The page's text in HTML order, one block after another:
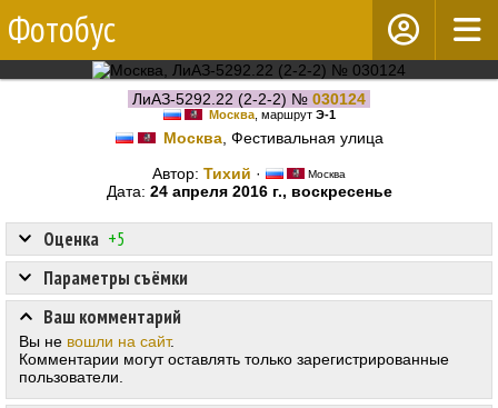
Фотобус
ЛиАЗ-5292.22 (2-2-2) № 030124
Москва, маршрут Э-1
Москва, Фестивальная улица
Автор: Тихий · Москва
Дата: 24 апреля 2016 г., воскресенье
Оценка +5
Параметры съёмки
Ваш комментарий
Вы не вошли на сайт.
Комментарии могут оставлять только зарегистрированные
пользователи.